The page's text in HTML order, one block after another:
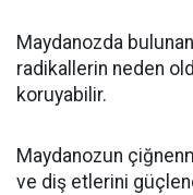
Maydanozda
radikallerin neden
koruyabilir.
Maydanozun
ve diş etlerini